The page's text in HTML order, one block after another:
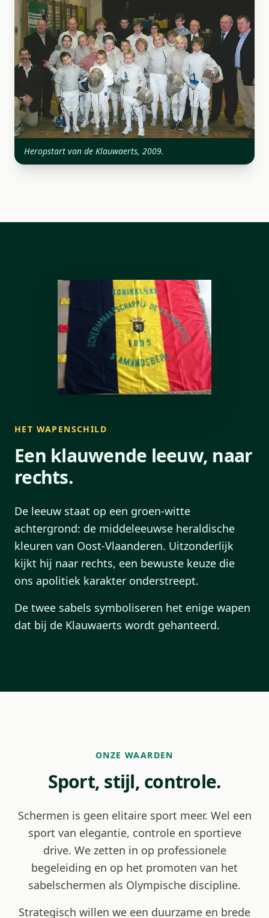
Heropstart van de Klauwaerts, 2009.
HET WAPENSCHILD
Een klauwende leeuw, naar
rechts.
De leeuw staat op een groen-witte
achtergrond: de middeleeuwse heraldische
kleuren van Oost-Vlaanderen. Uitzonderlijk
kijkt hij naar rechts, een bewuste keuze die
ons apolitiek karakter onderstreept.
De twee sabels symboliseren het enige wapen
dat bij de Klauwaerts wordt gehanteerd.
ONZE WAARDEN
Sport, stijl, controle.
Schermen is geen elitaire sport meer. Wel een
sport van elegantie, controle en sportieve
drive. We zetten in op professionele
begeleiding en op het promoten van het
sabelschermen als Olympische discipline.
Strategisch willen we een duurzame en brede